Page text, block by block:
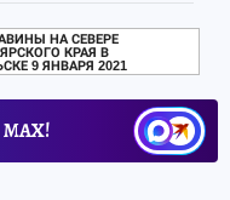
НА СЕВЕРЕ
КРАЯ В
9 ЯНВАРЯ 2021
МАХ!